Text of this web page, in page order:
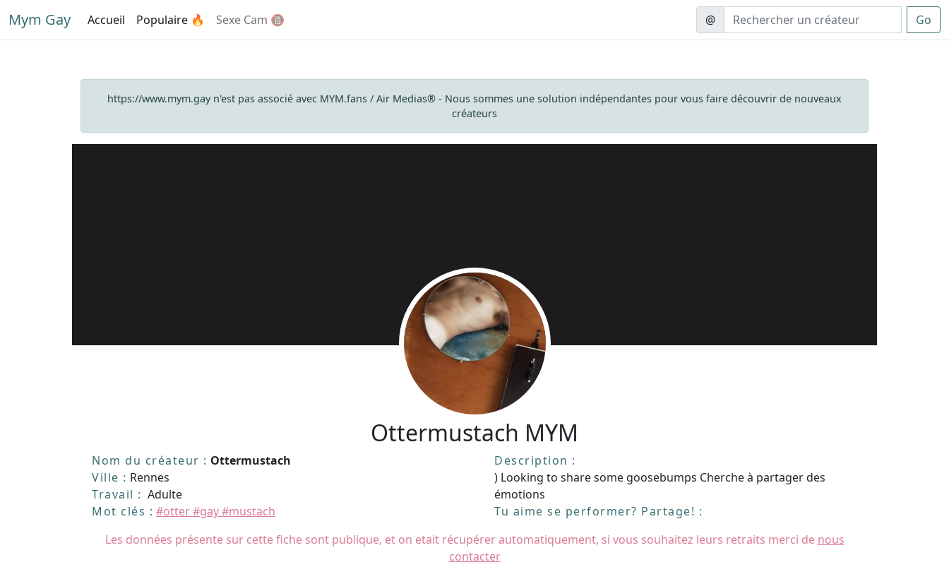
Mym Gay Accueil Populaire 🔥 Sexe Cam 🔞 @ Go
https://www.mym.gay n'est pas associé avec MYM.fans / Air Medias® - Nous sommes une solution indépendantes pour vous faire découvrir de nouveaux
créateurs
Ottermustach MYM
Nom du créateur : Ottermustach
Ville : Rennes
Travail : Adulte
Mot clés : #otter #gay #mustach
Description :
) Looking to share some goosebumps Cherche à partager des
émotions
Tu aime se performer? Partage! :
Les données présente sur cette fiche sont publique, et on etait récupérer automatiquement, si vous souhaitez leurs retraits merci de nous
contacter